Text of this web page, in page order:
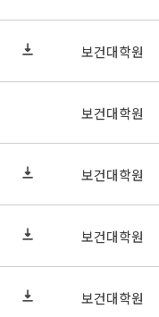
보건대학원
보건대학원
보건대학원
보건대학원
보건대학원